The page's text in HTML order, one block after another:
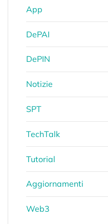
App
DePAI
DePIN
Notizie
SPT
TechTalk
Tutorial
Aggiornamenti
Web3